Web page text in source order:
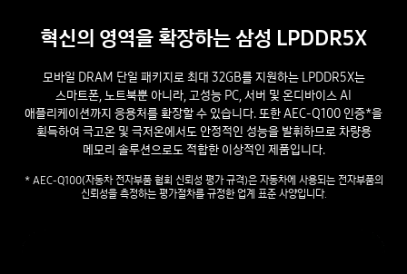
혁신의 영역을 확장하는 삼성 LPDDR5X
모바일 DRAM 단일 패키지로 최대 32GB를 지원하는 LPDDR5X는
스마트폰, 노트북뿐 아니라, 고성능 PC, 서버 및 온디바이스 AI
애플리케이션까지 응용처를 확장할 수 있습니다. 또한 AEC-Q100 인증*을
획득하여 극고온 및 극저온에서도 안정적인 성능을 발휘하므로 차량용
메모리 솔루션으로도 적합한 이상적인 제품입니다.
* AEC-Q100(자동차 전자부품 협회 신뢰성 평가 규격)은 자동차에 사용되는 전자부품의
신뢰성을 측정하는 평가절차를 규정한 업계 표준 사양입니다.